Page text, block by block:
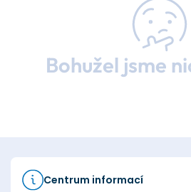
Bohužel jsme
Centrum informací